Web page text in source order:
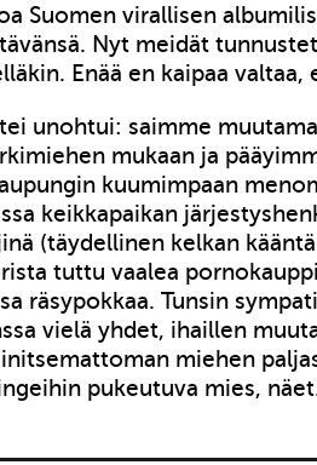
Suomen virallisen
Nyt meidät
Enää en kaipaa valtaa,
unohtui: saimme
mukaan ja
kuumimpaan
keikkapaikan
(täydellinen kelkan
tuttu vaalea
räsypokkaa. Tunsin
vielä yhdet, ihaillen
miehen
pukeutuva mies,